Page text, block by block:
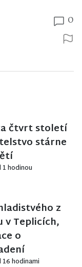
0
čtvrt století
stárne
1 hodinou
z
v Teplicích,
o
16 hodinami